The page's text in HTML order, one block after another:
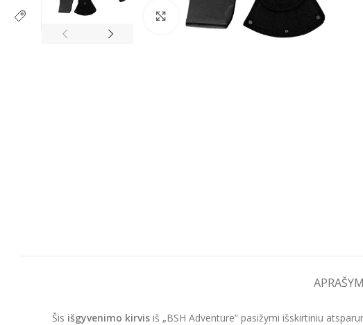
Spustelėkite, kad padidintumėte
Šis išgyvenimo kirvis iš „BSH Adventure“ pasižymi išskirtiniu